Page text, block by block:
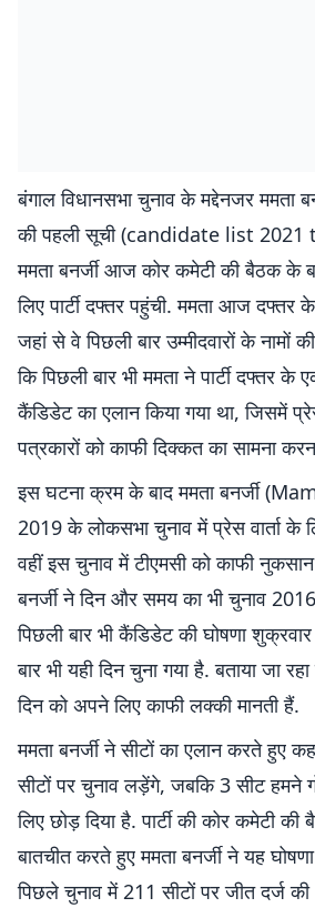
बंगाल विधानसभा चुनाव के मद्देनजर ममता
की पहली सूची (candidate list 2021
ममता बनर्जी आज कोर कमेटी की बैठक के
लिए पार्टी दफ्तर पहुंची. ममता आज दफ्तर
जहां से वे पिछली बार उम्मीदवारों के नामों
कि पिछली बार भी ममता ने पार्टी दफ्तर
कैंडिडेट का एलान किया गया था, जिसमें
पत्रकारों को काफी दिक्कत का सामना
इस घटना क्रम के बाद ममता बनर्जी
2019 के लोकसभा चुनाव में प्रेस वार्ता के
वहीं इस चुनाव में टीएमसी को काफी
बनर्जी ने दिन और समय का भी चुनाव
पिछली बार भी कैंडिडेट की घोषणा
बार भी यही दिन चुना गया है. बताया जा
दिन को अपने लिए काफी लक्की मानती हैं.
ममता बनर्जी ने सीटों का एलान करते हुए
सीटों पर चुनाव लड़ेंगे, जबकि 3 सीट हमने
लिए छोड़ दिया है. पार्टी की कोर कमेटी
बातचीत करते हुए ममता बनर्जी ने यह घोषणा
पिछले चुनाव में 211 सीटों पर जीत दर्ज की